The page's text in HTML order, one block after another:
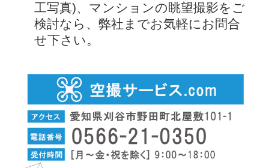
工写真)、マンションの眺望撮影をご
検討なら、弊社までお気軽にお問合
せ下さい。